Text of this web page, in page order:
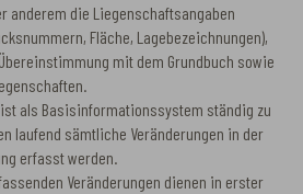
anderem die Liegenschaftsangaben
Fläche, Lagebezeichnungen),
mit dem Grundbuch sowie
als Basisinformationssystem ständig zu
laufend sämtliche Veränderungen in der
erfasst werden.
Veränderungen dienen in erster